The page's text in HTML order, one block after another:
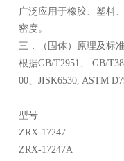
广泛应用于橡胶、塑料
密度。
三．（固体）原理及标
根据GB/T2951、 GB/
00、JISK6530, ASTM
型号
ZRX-17247
ZRX-17247A